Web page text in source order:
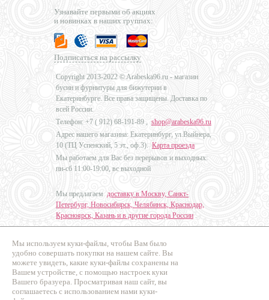
Мы используем куки-файлы, чтобы Вам было
удобно совершать покупки на нашем сайте. Вы
можете увидеть, какие куки-файлы сохранены на
Вашем устройстве, с помощью настроек куки
Вашего бразуера. Просматривая наш сайт, вы
соглашаетесь с использованием нами куки-
Узнавайте первыми об акциях
и новинках в наших группах:
Подписаться на рассылку
Copyright 2013-2022 © Arabeska96.ru - магазин
бусин и фурнитуры для бижутерии в
Екатеринбурге. Все права защищены. Доставка по
всей России.
Телефон: +7 ( 912) 68-191-89 , shop@arabeska96.ru
Адрес нашего магазина: Екатеринбург, ул.Выйнера,
10 (ТЦ Успенский, 5 эт., оф.3). Карта проезда
Мы работаем для Вас без перерывов и выходных:
пн-сб 11:00-19:00, вс выходной
Мы предлагаем доставку в Москву, Санкт-
Петербург, Новосибирск, Челябинск, Краснодар,
Красноярск, Казань и в другие города России .
Дизайн - Наталья Мальцева
Продвижение сайтов
Промо Эксперт